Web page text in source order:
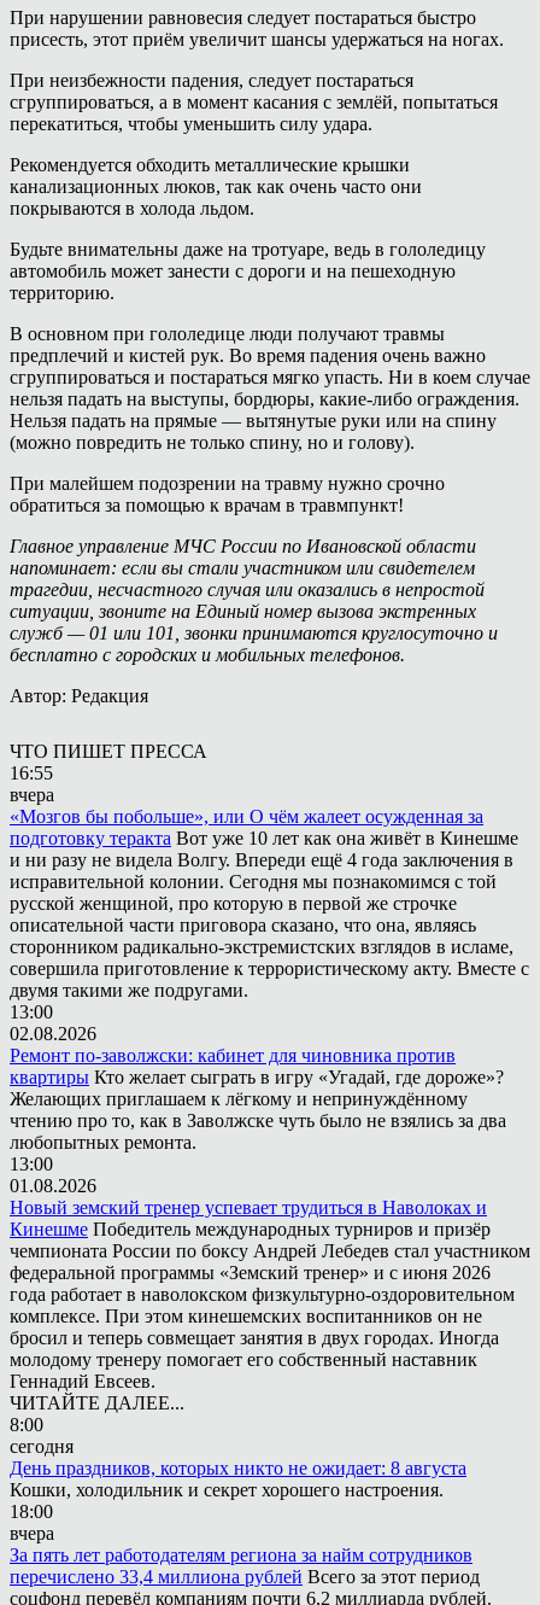
При нарушении равновесия следует постараться быстро
присесть, этот приём увеличит шансы удержаться на ногах.
При неизбежности падения, следует постараться
сгруппироваться, а в момент касания с землёй, попытаться
перекатиться, чтобы уменьшить силу удара.
Рекомендуется обходить металлические крышки
канализационных люков, так как очень часто они
покрываются в холода льдом.
Будьте внимательны даже на тротуаре, ведь в гололедицу
автомобиль может занести с дороги и на пешеходную
территорию.
В основном при гололедице люди получают травмы
предплечий и кистей рук. Во время падения очень важно
сгруппироваться и постараться мягко упасть. Ни в коем случае
нельзя падать на выступы, бордюры, какие-либо ограждения.
Нельзя падать на прямые — вытянутые руки или на спину
(можно повредить не только спину, но и голову).
При малейшем подозрении на травму нужно срочно
обратиться за помощью к врачам в травмпункт!
Главное управление МЧС России по Ивановской области
напоминает: если вы стали участником или свидетелем
трагедии, несчастного случая или оказались в непростой
ситуации, звоните на Единый номер вызова экстренных
служб — 01 или 101, звонки принимаются круглосуточно и
бесплатно с городских и мобильных телефонов.
Автор: Редакция
ЧТО ПИШЕТ ПРЕССА
16:55
вчера
«Мозгов бы побольше», или О чём жалеет осужденная за
подготовку теракта Вот уже 10 лет как она живёт в Кинешме
и ни разу не видела Волгу. Впереди ещё 4 года заключения в
исправительной колонии. Сегодня мы познакомимся с той
русской женщиной, про которую в первой же строчке
описательной части приговора сказано, что она, являясь
сторонником радикально-экстремистских взглядов в исламе,
совершила приготовление к террористическому акту. Вместе с
двумя такими же подругами.
13:00
02.08.2026
Ремонт по-заволжски: кабинет для чиновника против
квартиры Кто желает сыграть в игру «Угадай, где дороже»?
Желающих приглашаем к лёгкому и непринуждённому
чтению про то, как в Заволжске чуть было не взялись за два
любопытных ремонта.
13:00
01.08.2026
Новый земский тренер успевает трудиться в Наволоках и
Кинешме Победитель международных турниров и призёр
чемпионата России по боксу Андрей Лебедев стал участником
федеральной программы «Земский тренер» и с июня 2026
года работает в наволокском физкультурно-оздоровительном
комплексе. При этом кинешемских воспитанников он не
бросил и теперь совмещает занятия в двух городах. Иногда
молодому тренеру помогает его собственный наставник
Геннадий Евсеев.
ЧИТАЙТЕ ДАЛЕЕ...
8:00
сегодня
День праздников, которых никто не ожидает: 8 августа
Кошки, холодильник и секрет хорошего настроения.
18:00
вчера
За пять лет работодателям региона за найм сотрудников
перечислено 33,4 миллиона рублей Всего за этот период
соцфонд перевёл компаниям почти 6,2 миллиарда рублей.